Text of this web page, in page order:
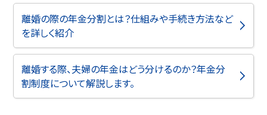
離婚の際の年金分割とは？仕組みや手続き方法など
を詳しく紹介
離婚する際、夫婦の年金はどう分けるのか？年金分
割制度について解説します。